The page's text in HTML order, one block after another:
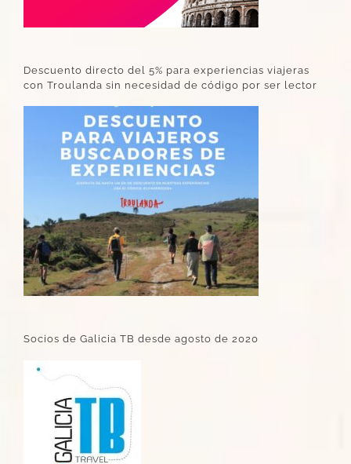
Descuento directo del 5% para experiencias viajeras
con Troulanda sin necesidad de código por ser lector
Socios de Galicia TB desde agosto de 2020